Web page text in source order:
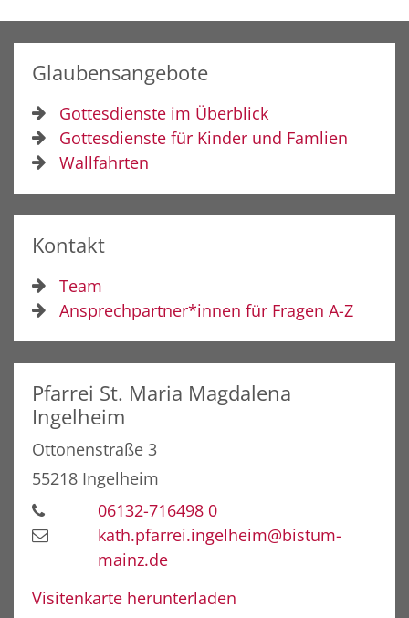
Glaubensangebote
Gottesdienste im Überblick
Gottesdienste für Kinder und Famlien
Wallfahrten
Kontakt
Team
Ansprechpartner*innen für Fragen A-Z
Pfarrei St. Maria Magdalena
Ingelheim
Ottonenstraße 3
55218 Ingelheim
06132-716498 0
kath.pfarrei.ingelheim@bistum-
mainz.de
Visitenkarte herunterladen